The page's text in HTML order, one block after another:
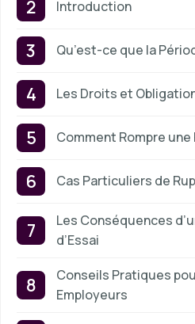
Introduction
Qu’est-ce que la
Les Droits et
Comment Rompre une
Cas Particuliers de
Les Conséquences
d’Essai
Conseils Pratiques
Employeurs